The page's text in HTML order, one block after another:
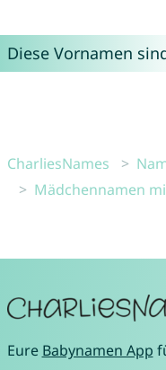
Diese Vornamen
CharliesNames
Mädchennamen
Eure Babynamen App